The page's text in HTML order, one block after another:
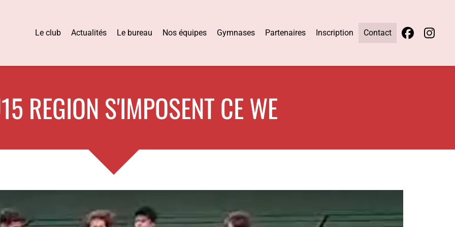
Le club Actualités Le bureau Nos équipes Gymnases Partenaires Inscription Contact
REGION S'IMPOSENT CE WE